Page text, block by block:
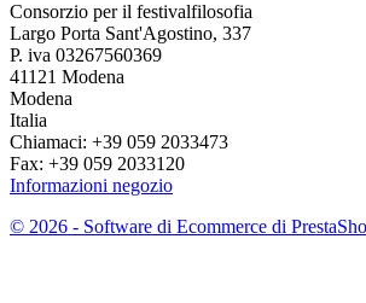
Consorzio per il festivalfilosofia
Largo Porta Sant'Agostino, 337
P. iva 03267560369
41121 Modena
Modena
Italia
Chiamaci: +39 059 2033473
Fax: +39 059 2033120
Informazioni negozio
© 2026 - Software di Ecommerce di